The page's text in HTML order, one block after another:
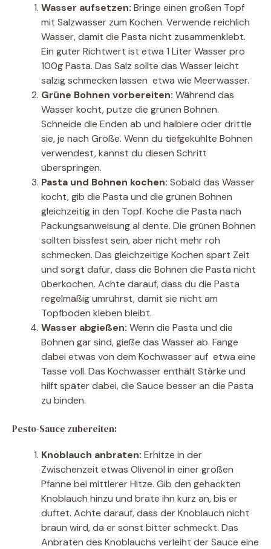
Wasser aufsetzen: Bringe einen großen Topf
mit Salzwasser zum Kochen. Verwende reichlich
Wasser, damit die Pasta nicht zusammenklebt.
Ein guter Richtwert ist etwa 1 Liter Wasser pro
100g Pasta. Das Salz sollte das Wasser leicht
salzig schmecken lassen  etwa wie Meerwasser.
Grüne Bohnen vorbereiten: Während das
Wasser kocht, putze die grünen Bohnen.
Schneide die Enden ab und halbiere oder drittle
sie, je nach Größe. Wenn du tiefgekühlte Bohnen
verwendest, kannst du diesen Schritt
überspringen.
Pasta und Bohnen kochen: Sobald das Wasser
kocht, gib die Pasta und die grünen Bohnen
gleichzeitig in den Topf. Koche die Pasta nach
Packungsanweisung al dente. Die grünen Bohnen
sollten bissfest sein, aber nicht mehr roh
schmecken. Das gleichzeitige Kochen spart Zeit
und sorgt dafür, dass die Bohnen die Pasta nicht
überkochen. Achte darauf, dass du die Pasta
regelmäßig umrührst, damit sie nicht am
Topfboden kleben bleibt.
Wasser abgießen: Wenn die Pasta und die
Bohnen gar sind, gieße das Wasser ab. Fange
dabei etwas von dem Kochwasser auf  etwa eine
Tasse voll. Das Kochwasser enthält Stärke und
hilft später dabei, die Sauce besser an die Pasta
zu binden.
Pesto-Sauce zubereiten:
Knoblauch anbraten: Erhitze in der
Zwischenzeit etwas Olivenöl in einer großen
Pfanne bei mittlerer Hitze. Gib den gehackten
Knoblauch hinzu und brate ihn kurz an, bis er
duftet. Achte darauf, dass der Knoblauch nicht
braun wird, da er sonst bitter schmeckt. Das
Anbraten des Knoblauchs verleiht der Sauce eine